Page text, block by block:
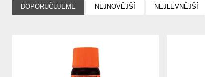
DOPORUČUJEME NEJNOVĚJŠÍ NEJLEVNĚJŠÍ